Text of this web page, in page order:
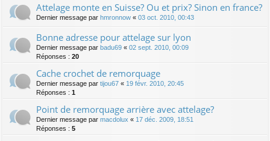
Attelage monte en Suisse? Ou et prix? Sinon en france?
Dernier message par hmronnow « 03 oct. 2010, 00:43
Bonne adresse pour attelage sur lyon
Dernier message par badu69 « 02 sept. 2010, 00:09
Réponses : 20
Cache crochet de remorquage
Dernier message par tijou67 « 19 févr. 2010, 20:45
Réponses : 1
Point de remorquage arrière avec attelage?
Dernier message par macdolux « 17 déc. 2009, 18:51
Réponses : 5